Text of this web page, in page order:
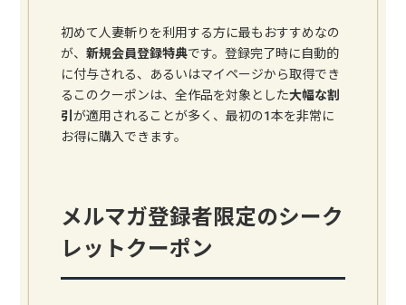
初めて人妻斬りを利用する方に最もおすすめなの
が、新規会員登録特典です。登録完了時に自動的
に付与される、あるいはマイページから取得でき
るこのクーポンは、全作品を対象とした大幅な割
引が適用されることが多く、最初の1本を非常に
お得に購入できます。
メルマガ登録者限定のシーク
レットクーポン